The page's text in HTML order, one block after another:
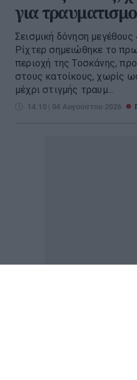
για
Σεισμική δόνηση
Ρίχτερ σημειώθηκε το
περιοχή της Τοσκάνης,
στους κατοίκους, χωρίς
μέχρι στιγμής τραυμ...
14:10 | 04 Αυγούστου 2026